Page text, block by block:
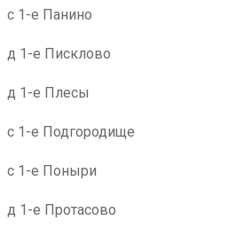
с 1-е Панино
д 1-е Писклово
д 1-е Плесы
с 1-е Подгородище
с 1-е Поныри
д 1-е Протасово